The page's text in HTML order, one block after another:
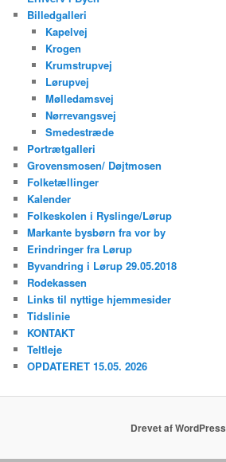
Billedgalleri
Kapelvej
Krogen
Krumstrupvej
Lørupvej
Mølledamsvej
Nørrevangsvej
Smedestræde
Portrætgalleri
Grovensmosen/ Døjtmosen
Folketællinger
Kalender
Folkeskolen i Ryslinge/Lørup
Markante bysbørn fra vor by
Erindringer fra Lørup
Byvandring i Lørup 29.05.2018
Rodekassen
Links til nyttige hjemmesider
Tidslinie
KONTAKT
Teltleje
OPDATERET 15.05. 2026
Drevet af WordPress